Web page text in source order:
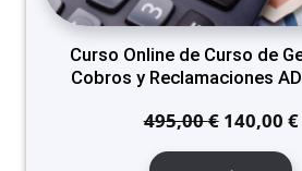
Curso Online de Curso de
Cobros y Reclamaciones
495,00€ El
precio
140,00 €El